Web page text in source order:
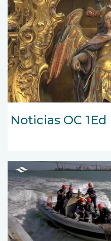
Noticias OC 1Ed